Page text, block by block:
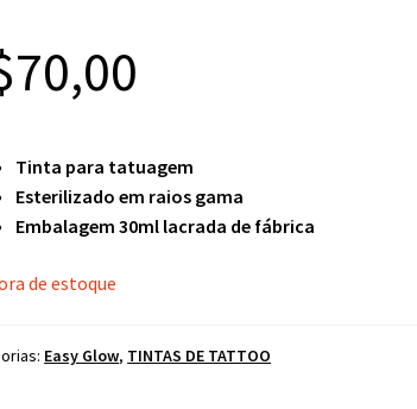
70,00
Tinta para tatuagem
Esterilizado em raios gama
Embalagem 30ml lacrada de fábrica
de estoque
Easy Glow, TINTAS DE TATTOO